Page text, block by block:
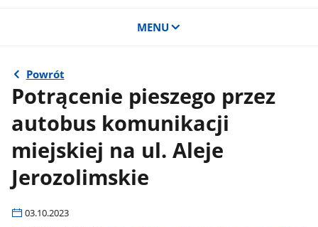
MENU
Powrót
Potrącenie pieszego przez
autobus komunikacji
miejskiej na ul. Aleje
Jerozolimskie
03.10.2023